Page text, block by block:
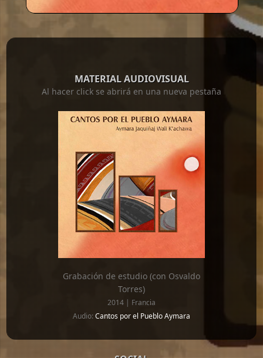
MATERIAL AUDIOVISUAL
Al hacer click se abrirá en una nueva pestaña
Grabación de estudio (con Osvaldo
Torres)
2014 | Francia
Audio:Cantos por el Pueblo Aymara